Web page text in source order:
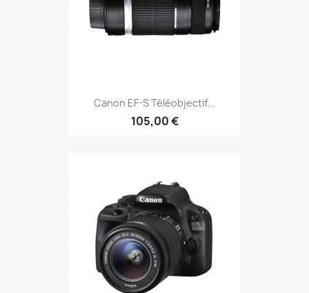
Canon EF-S Téléobjectif...
105,00 €